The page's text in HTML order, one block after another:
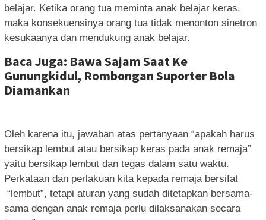
belajar. Ketika orang tua meminta anak belajar keras,
maka konsekuensinya orang tua tidak menonton sinetron
kesukaanya dan mendukung anak belajar.
Baca Juga: Bawa Sajam Saat Ke
Gunungkidul, Rombongan Suporter Bola
Diamankan
Oleh karena itu, jawaban atas pertanyaan “apakah harus
bersikap lembut atau bersikap keras pada anak remaja”
yaitu bersikap lembut dan tegas dalam satu waktu.
Perkataan dan perlakuan kita kepada remaja bersifat
“lembut”, tetapi aturan yang sudah ditetapkan bersama-
sama dengan anak remaja perlu dilaksanakan secara